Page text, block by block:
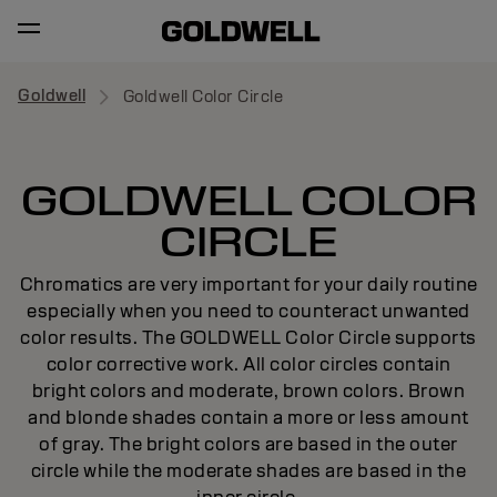
Goldwell Goldwell Color Circle
GOLDWELL COLOR
CIRCLE
Chromatics are very important for your daily routine
especially when you need to counteract unwanted
color results. The GOLDWELL Color Circle supports
color corrective work. All color circles contain
bright colors and moderate, brown colors. Brown
and blonde shades contain a more or less amount
of gray. The bright colors are based in the outer
circle while the moderate shades are based in the